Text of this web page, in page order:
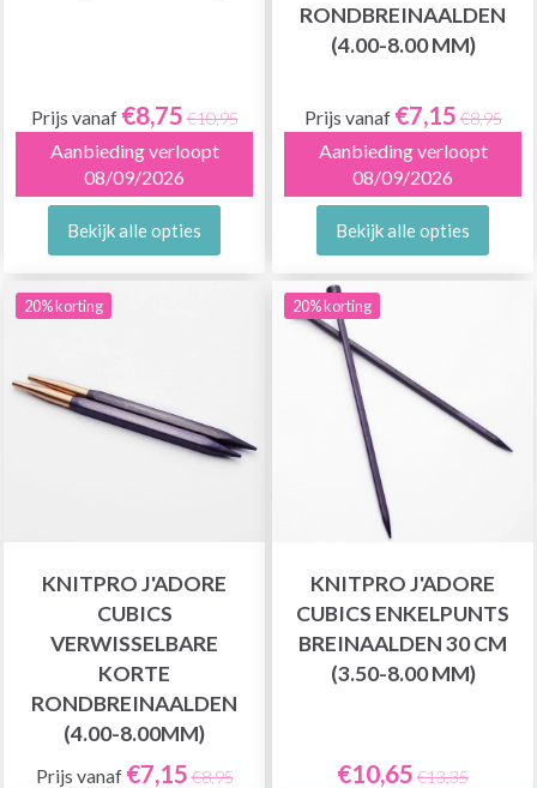
Prijs vanaf €8,75 €10,95
Aanbieding verloopt
08/09/2026
Bekijk alle opties
RONDBREINAALDEN
(4.00-8.00 MM)
Prijs vanaf €7,15 €8,95
Aanbieding verloopt
08/09/2026
Bekijk alle opties
20% korting
KNITPRO J'ADORE
CUBICS
VERWISSELBARE
KORTE
RONDBREINAALDEN
(4.00-8.00MM)
Prijs vanaf €7,15 €8,95
20% korting
KNITPRO J'ADORE
CUBICS ENKELPUNTS
BREINAALDEN 30 CM
(3.50-8.00 MM)
€10,65 €13,35